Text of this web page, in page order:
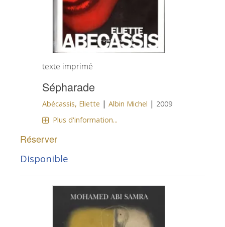
texte imprimé
Sépharade
Abécassis, Eliette |Albin Michel | 2009
Plus d'information...
Réserver
Disponible